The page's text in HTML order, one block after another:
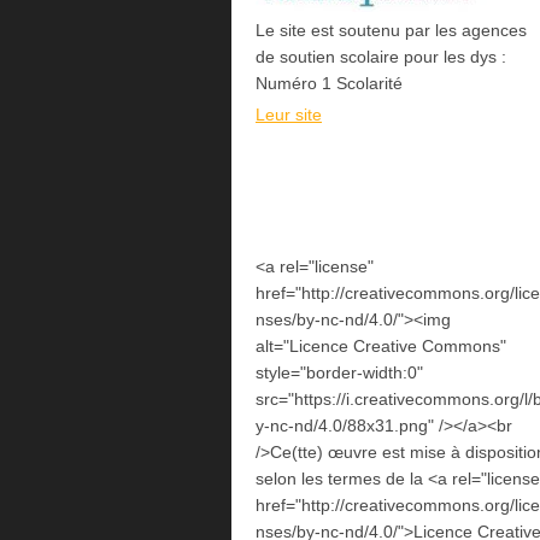
Le site est soutenu par les agences
de soutien scolaire pour les dys :
Numéro 1 Scolarité
Leur site
<a rel="license"
href="http://creativecommons.org/lice
nses/by-nc-nd/4.0/"><img
alt="Licence Creative Commons"
style="border-width:0"
src="https://i.creativecommons.org/l/
y-nc-nd/4.0/88x31.png" /></a><br
/>Ce(tte) œuvre est mise à
selon les termes de la <a
href="http://creativecommons.org/lice
nses/by-nc-nd/4.0/">Licence Creative